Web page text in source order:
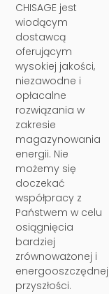
CHISAGE jest
wiodącym
dostawcą
oferującym
wysokiej jakości,
niezawodne i
opłacalne
rozwiązania w
zakresie
magazynowania
energii. Nie
możemy się
doczekać
współpracy z
Państwem w celu
osiągnięcia
bardziej
zrównoważonej i
energooszczędnej
przyszłości.